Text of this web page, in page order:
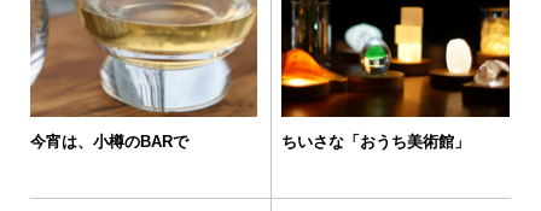
今宵は、小樽のBARで ちいさな「おうち美術館」